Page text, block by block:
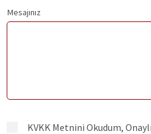
Mesajınız
KVKK Metnini Okudum,